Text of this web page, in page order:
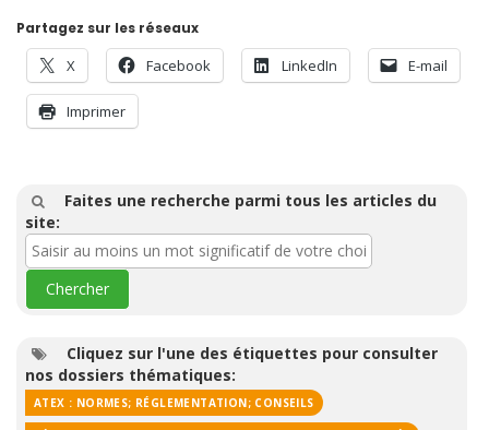
Partagez sur les réseaux
X Facebook LinkedIn E-mail
Imprimer
Faites une recherche parmi tous les articles du
site:
Cliquez sur l'une des étiquettes pour consulter
nos dossiers thématiques:
ATEX : NORMES; RÉGLEMENTATION; CONSEILS